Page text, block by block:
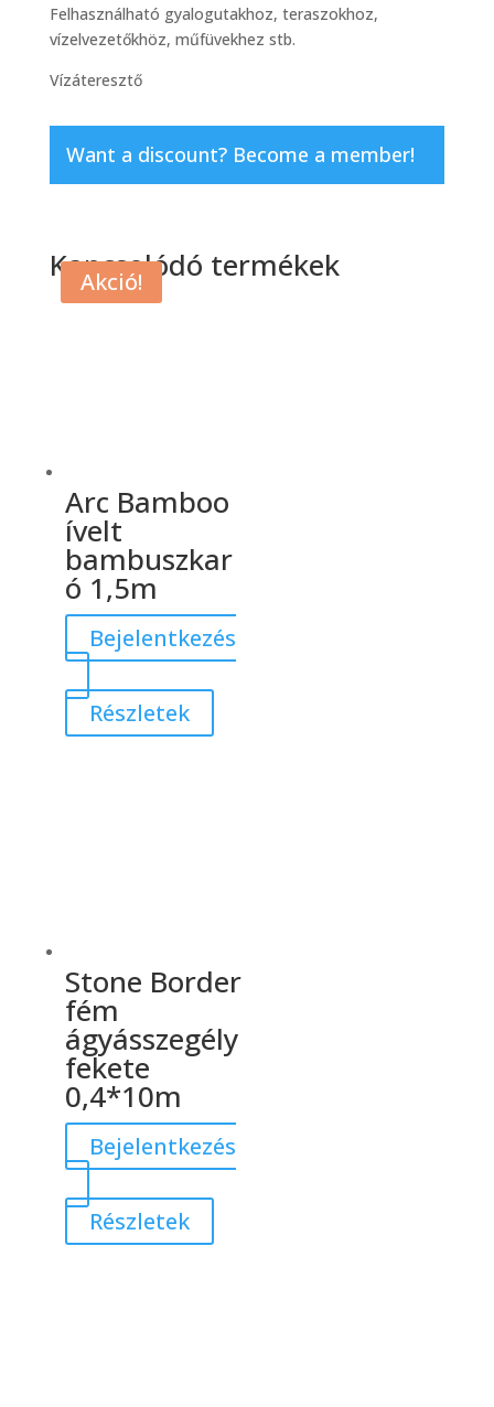
Felhasználható gyalogutakhoz, teraszokhoz,
vízelvezetőkhöz, műfüvekhez stb.
Vízáteresztő
Want a discount? Become a member!
Kapcsolódó termékek
Akció!
Arc Bamboo
ívelt
bambuszkar
ó 1,5m
Bejelentkezés
Részletek
Stone Border
fém
ágyásszegély
fekete
0,4*10m
Bejelentkezés
Részletek